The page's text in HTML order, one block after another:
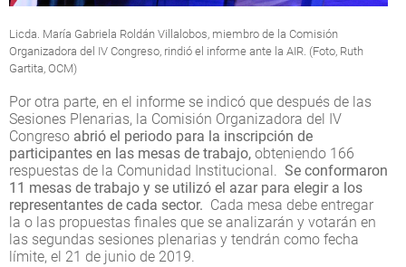
Licda. María Gabriela Roldán Villalobos, miembro de la Comisión
Organizadora del IV Congreso, rindió el informe ante la AIR. (Foto, Ruth
Gartita, OCM)
Por otra parte, en el informe se indicó que después de las
Sesiones Plenarias, la Comisión Organizadora del IV
Congreso abrió el periodo para la inscripción de
participantes en las mesas de trabajo, obteniendo 166
respuestas de la Comunidad Institucional. Se conformaron
11 mesas de trabajo y se utilizó el azar para elegir a los
representantes de cada sector. Cada mesa debe entregar
la o las propuestas finales que se analizarán y votarán en
las segundas sesiones plenarias y tendrán como fecha
límite, el 21 de junio de 2019.